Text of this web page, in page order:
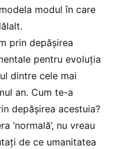
modul în care
prin depășirea
pentru evoluția
dintre cele mai
an. Cum te-a
depășirea acestuia?
‘normală’, nu vreau
de ce umanitatea